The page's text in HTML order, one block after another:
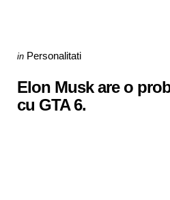
Categories
Posted
in Personalitati
Elon Musk are o
cu GTA 6.